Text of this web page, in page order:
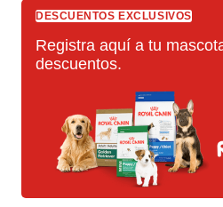
DESCUENTOS EXCLUSIVOS
Registra aquí a tu
descuentos.